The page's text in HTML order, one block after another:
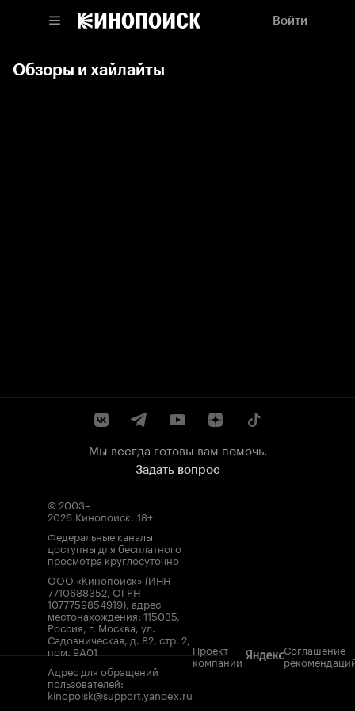
Войти
Обзоры и хайлайты
Мы всегда готовы вам помочь.
Задать вопрос
© 2003–
2026 Кинопоиск. 18+
Федеральные каналы
доступны для бесплатного
просмотра круглосуточно
ООО «Кинопоиск» (ИНН
7710688352, ОГРН
1077759854919), адрес
местонахождения: 115035,
Россия, г. Москва, ул.
Садовническая, д. 82, стр. 2,
пом. 9А01
Адрес для обращений
пользователей:
kinopoisk@support.yandex.ru
Проект
компании
Соглашение